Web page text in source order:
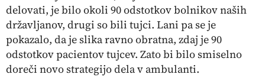
delovati, je bilo okoli 90 odstotkov bolnikov naših
državljanov, drugi so bili tujci. Lani pa se je
pokazalo, da je slika ravno obratna, zdaj je 90
odstotkov pacientov tujcev. Zato bi bilo smiselno
doreči novo strategijo dela v ambulanti.